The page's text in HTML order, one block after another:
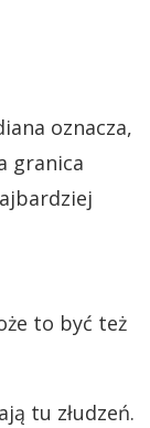
oznacza,
granica
to być też
tu złudzeń.